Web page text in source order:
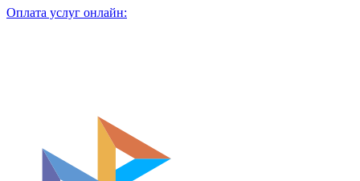
Оплата услуг онлайн: